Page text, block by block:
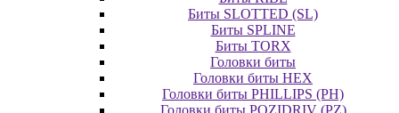
Биты SLOTTED (SL)
Биты SPLINE
Биты TORX
Головки биты
Головки биты HEX
Головки биты PHILLIPS (PH)
Головки биты POZIDRIV (PZ)